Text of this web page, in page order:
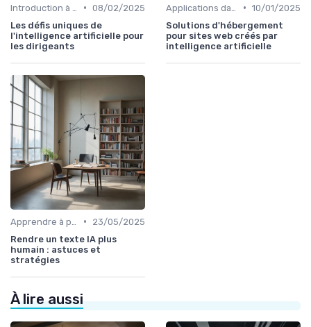
• 08/02/2025
Les défis uniques de
l'intelligence artificielle pour
les dirigeants
• 10/01/2025
Solutions d'hébergement
pour sites web créés par
intelligence artificielle
•
23/05/2025
Rendre un texte IA plus
humain : astuces et
stratégies
À lire aussi